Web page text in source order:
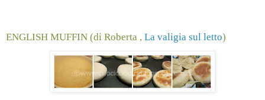
ENGLISH MUFFIN (di Roberta , La valigia sul letto)